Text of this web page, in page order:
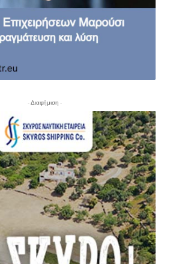
- Διαφήμιση -